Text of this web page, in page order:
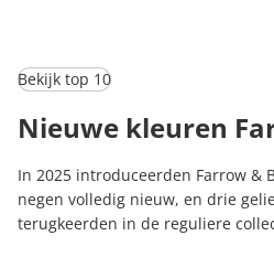
Bekijk top 10
Nieuwe kleuren
In 2025 introduceerden Farrow &
negen volledig nieuw, en drie
terugkeerden in de reguliere